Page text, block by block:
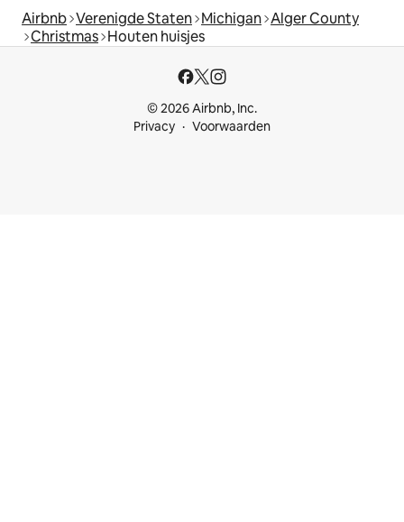
Airbnb Verenigde Staten Michigan Alger County
Christmas Houten huisjes
© 2026 Airbnb, Inc.
Privacy
Voorwaarden